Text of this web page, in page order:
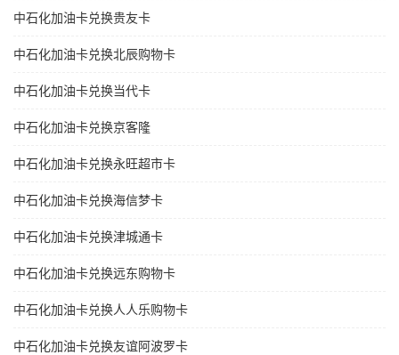
中石化加油卡兑换贵友卡
中石化加油卡兑换北辰购物卡
中石化加油卡兑换当代卡
中石化加油卡兑换京客隆
中石化加油卡兑换永旺超市卡
中石化加油卡兑换海信梦卡
中石化加油卡兑换津城通卡
中石化加油卡兑换远东购物卡
中石化加油卡兑换人人乐购物卡
中石化加油卡兑换友谊阿波罗卡